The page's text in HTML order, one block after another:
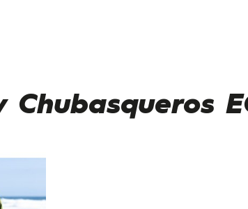
Chubasqueros